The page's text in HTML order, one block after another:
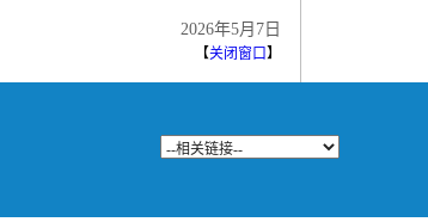
2026年5月7日
【关闭窗口】